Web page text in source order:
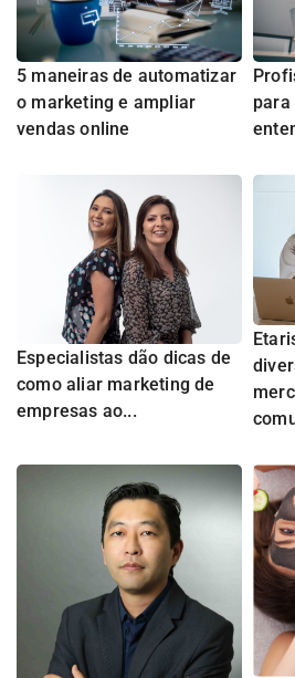
5 maneiras de automatizar
o marketing e ampliar
vendas online
para
Especialistas dão dicas de
como aliar marketing de
empresas ao...